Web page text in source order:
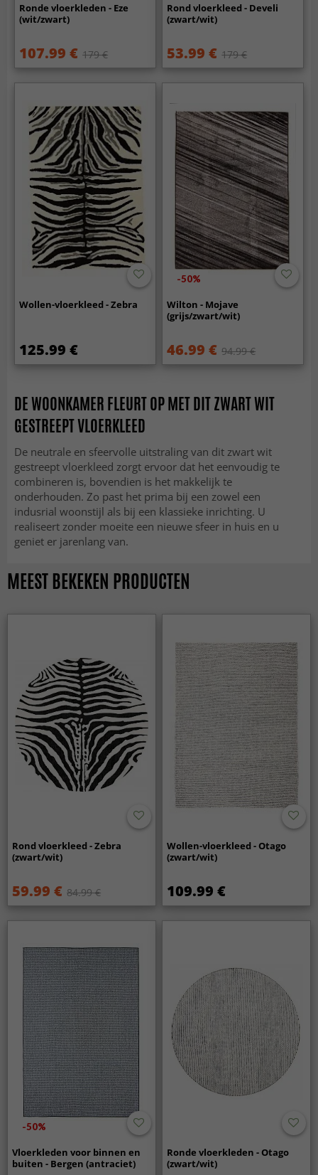
Ronde vloerkleden - Eze
(wit/zwart)
107.99 € 179 €
Rond vloerkleed - Develi
(zwart/wit)
53.99 € 179 €
Wollen-vloerkleed - Zebra
125.99 €
-50%
Wilton - Mojave
(grijs/zwart/wit)
46.99 € 94.99 €
DE WOONKAMER FLEURT OP MET DIT ZWART WIT
GESTREEPT VLOERKLEED
De neutrale en sfeervolle uitstraling van dit zwart wit
gestreept vloerkleed zorgt ervoor dat het eenvoudig te
combineren is, bovendien is het makkelijk te
onderhouden. Zo past het prima bij een zowel een
indusrial woonstijl als bij een klassieke inrichting. U
realiseert zonder moeite een nieuwe sfeer in huis en u
geniet er jarenlang van.
MEEST BEKEKEN PRODUCTEN
Rond vloerkleed - Zebra
(zwart/wit)
59.99 € 84.99 €
Wollen-vloerkleed - Otago
(zwart/wit)
109.99 €
-50%
Vloerkleden voor binnen en
buiten - Bergen (antraciet)
Ronde vloerkleden - Otago
(zwart/wit)